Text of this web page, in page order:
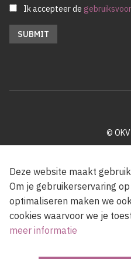
Ik accepteer de
©
Met steun van de
Deze website maakt
Om je gebruikerservaring
optimaliseren maken we
cookies waarvoor we je
meer informatie